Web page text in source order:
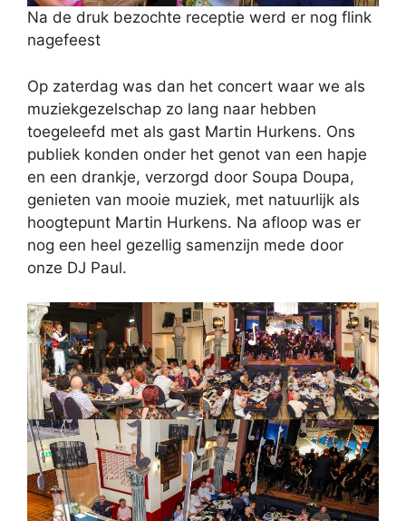
Na de druk bezochte receptie werd er nog flink
nagefeest
Op zaterdag was dan het concert waar we als
muziekgezelschap zo lang naar hebben
toegeleefd met als gast Martin Hurkens. Ons
publiek konden onder het genot van een hapje
en een drankje, verzorgd door Soupa Doupa,
genieten van mooie muziek, met natuurlijk als
hoogtepunt Martin Hurkens. Na afloop was er
nog een heel gezellig samenzijn mede door
onze DJ Paul.